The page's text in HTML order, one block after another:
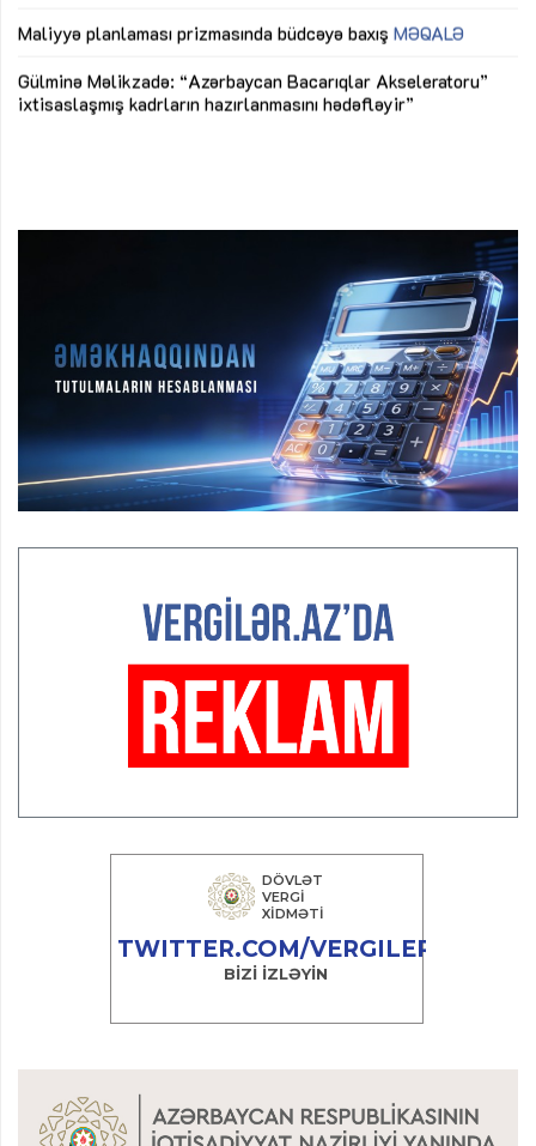
Maliyyə planlaması prizmasında büdcəyə baxış MƏQALƏ
Gülminə Məlikzadə: “Azərbaycan Bacarıqlar Akseleratoru”
ixtisaslaşmış kadrların hazırlanmasını hədəfləyir”